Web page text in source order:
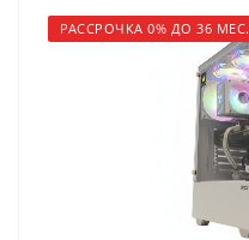
РАССРОЧКА 0% ДО 36 МЕС.